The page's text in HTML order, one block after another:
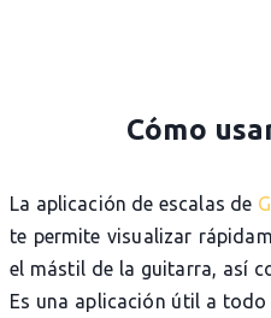
Cómo
La aplicación de escalas de
te permite visualizar
el mástil de la guitarra, así
Es una aplicación útil a